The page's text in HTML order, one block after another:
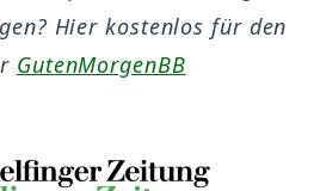
Hier kostenlos für den
GutenMorgenBB